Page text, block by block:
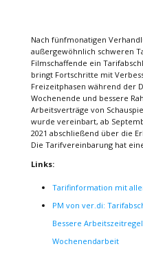
Nach fünfmonatigen
außergewöhnlich schweren
Filmschaffende ein
bringt Fortschritte mit
Freizeitphasen während der
Wochenende und bessere
Arbeitsverträge von
wurde vereinbart, ab
2021 abschließend über die
Die Tarifvereinbarung hat
Links:
Tarifinformation mit
PM von ver.di:
Bessere
Wochenendarbeit